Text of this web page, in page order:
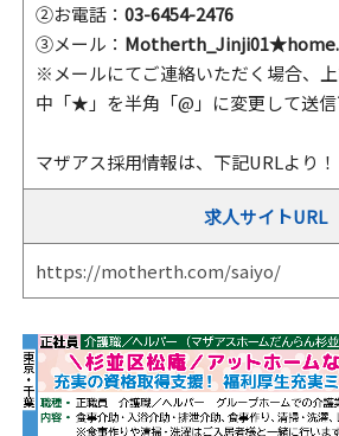
②お電話： 03-6454-2476
③メール：
※メールにてご連絡いただく場合、
中「★」を半角「@」に変更して送信
マザアス採用情報は、下記URLより！
求人サイトURL
https://motherth.com/saiyo/